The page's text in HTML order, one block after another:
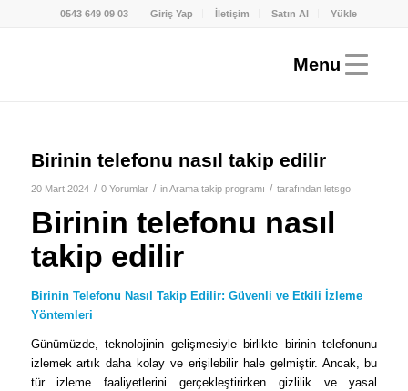
0543 649 09 03 Giriş Yap İletişim Satın Al Yükle
Birinin telefonu nasıl takip edilir
20 Mart 2024 / 0 Yorumlar / inArama takip programı / tarafından letsgo
Birinin telefonu nasıl
takip edilir
Birinin Telefonu Nasıl Takip Edilir: Güvenli ve Etkili İzleme
Yöntemleri
Günümüzde, teknolojinin gelişmesiyle birlikte birinin telefonunu
izlemek artık daha kolay ve erişilebilir hale gelmiştir. Ancak, bu
tür izleme faaliyetlerini gerçekleştirirken gizlilik ve yasal